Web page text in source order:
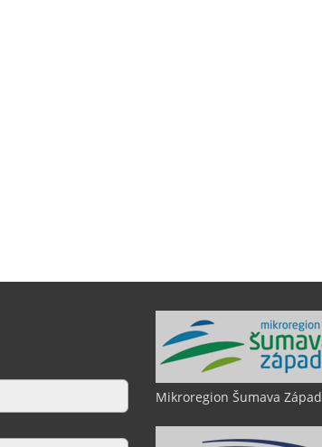
Mikroregion Šumava Západ